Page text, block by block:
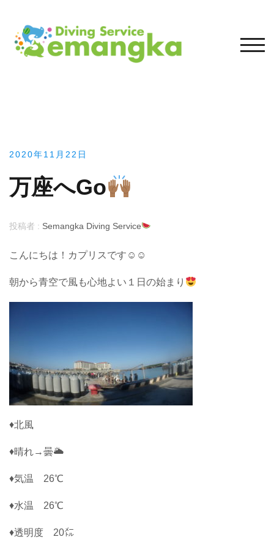
モバ
2020年11月22日
万座へGo
投稿者 : Semangka Diving Service
こんにちは！カプリスです☺︎☺︎
朝から青空で風も心地よい１日の始まり
♦北風
♦晴れ→曇🌥
♦気温 26℃
♦水温 26℃
♦透明度 20㍍